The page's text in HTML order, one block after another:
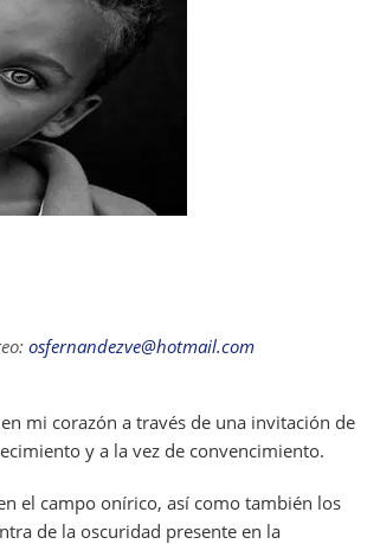
osfernandezve@hotmail.com
mi corazón a través de una invitación de
y a la vez de convencimiento.
el campo onírico, así como también los
de la oscuridad presente en la